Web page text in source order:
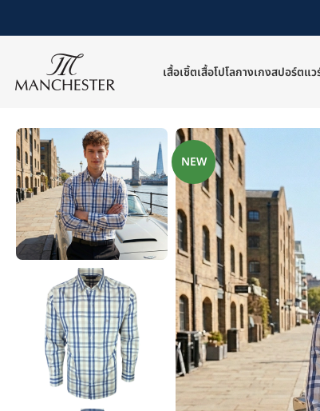
เสื้อเชิ้ตเสื้อโปโลกางเกงสปอร์ตแว
หน้าหลัก/ เสื้อเชิ้ต/เสื้อเชิ้ตแขนยาว
NEW